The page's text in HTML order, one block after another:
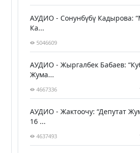
АУДИО - Сонунбүбү Кадырова:
Ка...
5046609
АУДИО - Жыргалбек Бабаев:
Жума...
4667336
АУДИО - Жактоочу: “Депутат
16 ...
4637493